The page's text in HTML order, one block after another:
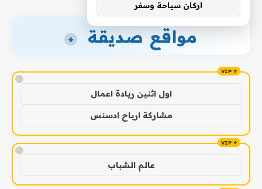
مواقع صديقة +
!
اول اثنين ريادة اعمال
مشاركة ارباح ادسنس
!
عالم الشباب
اركان سياحة وسفر